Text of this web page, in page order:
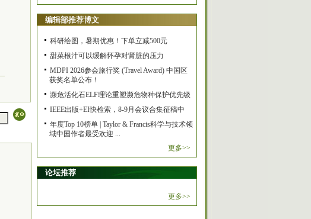
编辑部推荐博文
科研绘图，暑期优惠！下单立减500元
甜菜根汁可以缓解怀孕对肾脏的压力
MDPI 2026参会旅行奖 (Travel Award) 中国区
获奖名单公布！
濒危活化石ELF理论重塑濒危物种保护优先级
IEEE出版+EI快检索，8-9月会议合集征稿中
年度Top 10榜单 | Taylor & Francis科学与技术领
域中国作者最受欢迎 ...
更多>>
论坛推荐
更多>>